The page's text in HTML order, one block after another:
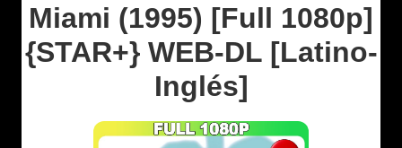
Miami (1995) [Full 1080p]
{STAR+} WEB-DL [Latino-
Inglés]